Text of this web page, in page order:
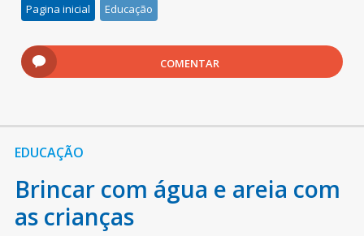
Pagina inicial Educação
COMENTAR
EDUCAÇÃO
Brincar com água e areia com
as crianças